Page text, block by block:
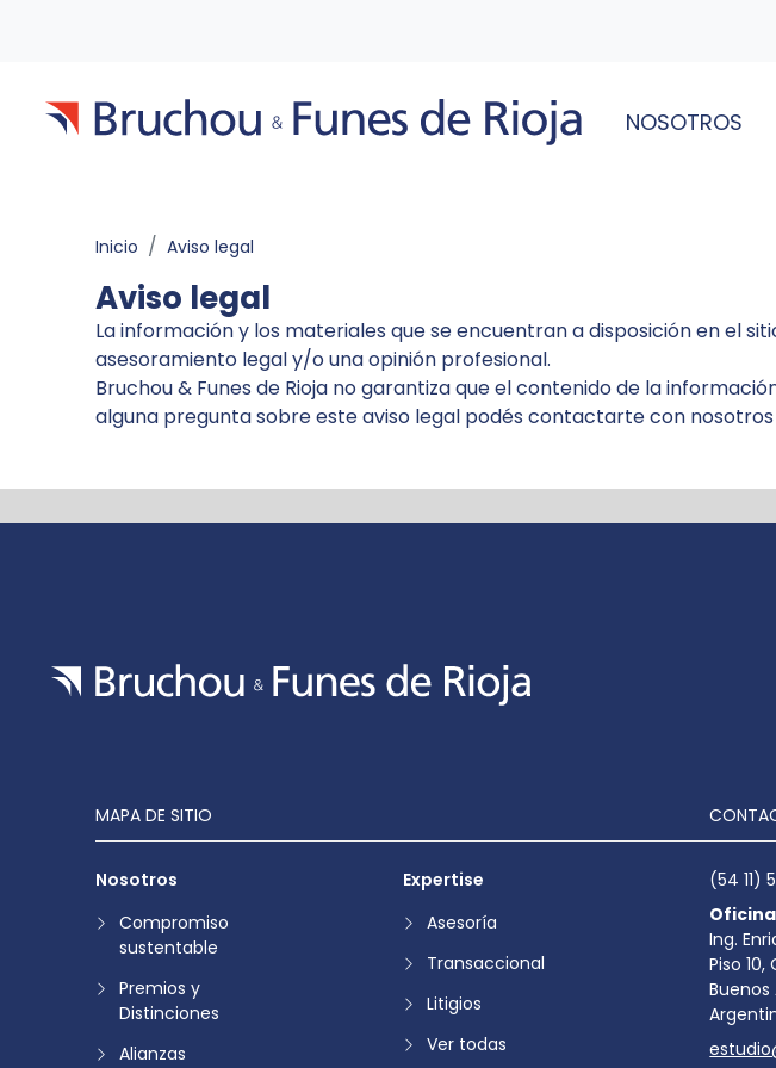
NOSOTROS
Inicio Aviso legal
Aviso legal
La información y los materiales que se encuentran a disposición en el
asesoramiento legal y/o una opinión profesional.
Bruchou & Funes de Rioja no garantiza que el contenido de la
alguna pregunta sobre este aviso legal podés contactarte con
MAPA DE SITIO
Nosotros
Compromiso
sustentable
Premios y
Distinciones
Alianzas
Expertise
Asesoría
Transaccional
Litigios
Ver todas
(54 11)
Ing.
Piso 10,
Buenos